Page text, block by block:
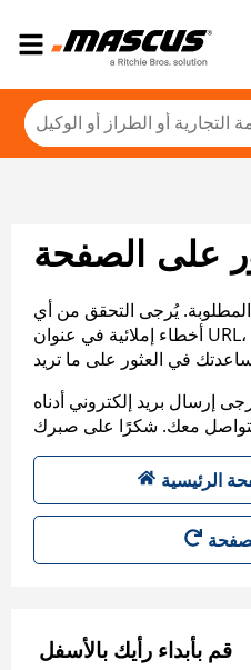
على الصفحة
يُرجى التحقق من أي
أخطاء إملائية في عنوان URL، أو عرض خريطة الموقع
إرسال بريد إلكتروني أدناه
الرئيسية
قم بأبداء رأيك بالأسفل